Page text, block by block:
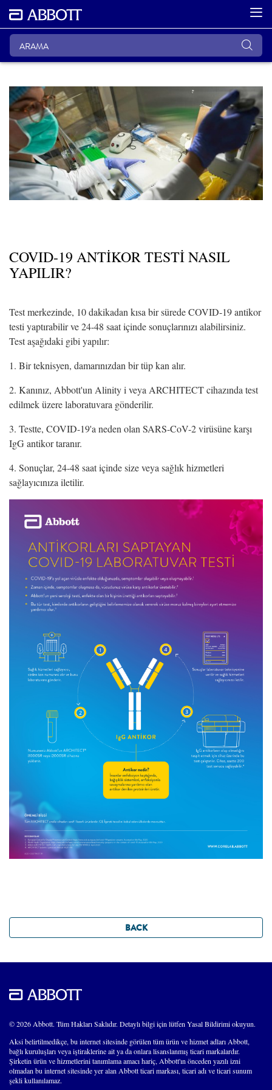
COVID-19 ANTİKOR TESTİ NASIL
YAPILIR?
Test merkezinde, 10 dakikadan kısa bir sürede COVID-19 antikor
testi yaptırabilir ve 24-48 saat içinde sonuçlarınızı alabilirsiniz.
Test aşağıdaki gibi yapılır:
1. Bir teknisyen, damarınızdan bir tüp kan alır.
2. Kanınız, Abbott'un Alinity i veya ARCHITECT cihazında test
edilmek üzere laboratuvara gönderilir.
3. Testte, COVID-19'a neden olan SARS-CoV-2 virüsüne karşı
IgG antikor taranır.
4. Sonuçlar, 24-48 saat içinde size veya sağlık hizmetleri
sağlayıcınıza iletilir.
BACK
© 2026 Abbott. Tüm Hakları Saklıdır. Detaylı bilgi için lütfen Yasal Bildirimi okuyun.
Aksi belirtilmedikçe, bu internet sitesinde görülen tüm ürün ve hizmet adları Abbott,
bağlı kuruluşları veya iştiraklerine ait ya da onlara lisanslanmış ticari markalardır.
Şirketin ürün ve hizmetlerini tanımlama amacı hariç, Abbott'ın önceden yazılı izni
olmadan bu internet sitesinde yer alan Abbott ticari markası, ticari adı ve ticari sunum
şekli kullanılamaz.